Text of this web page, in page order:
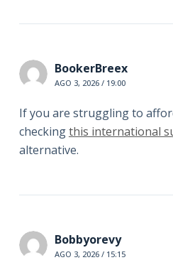
BookerBreex
AGO 3, 2026 / 19:00
If you are struggling to
checkingthis international
alternative.
Bobbyorevy
AGO 3, 2026 / 15:15